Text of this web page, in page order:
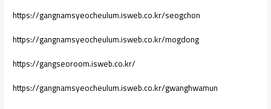
https://gangnamsyeocheulum.isweb.co.kr/seogchon
https://gangnamsyeocheulum.isweb.co.kr/mogdong
https://gangseoroom.isweb.co.kr/
https://gangnamsyeocheulum.isweb.co.kr/gwanghwamun